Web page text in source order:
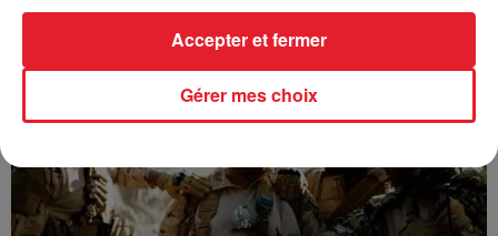
GUIZMO - T’CHALLA
Gérer mes choix
Accepter et fermer